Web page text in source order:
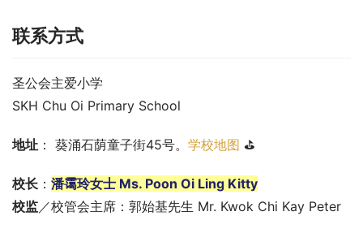
联系方式
圣公会主爱小学
SKH Chu Oi Primary School
地址 ： 葵涌石荫童子街45号。 学校地图 ⛳
校长 ： 潘霭玲女士 Ms. Poon Oi Ling Kitty
校监 ／校管会主席：郭始基先生 Mr. Kwok Chi Kay Peter